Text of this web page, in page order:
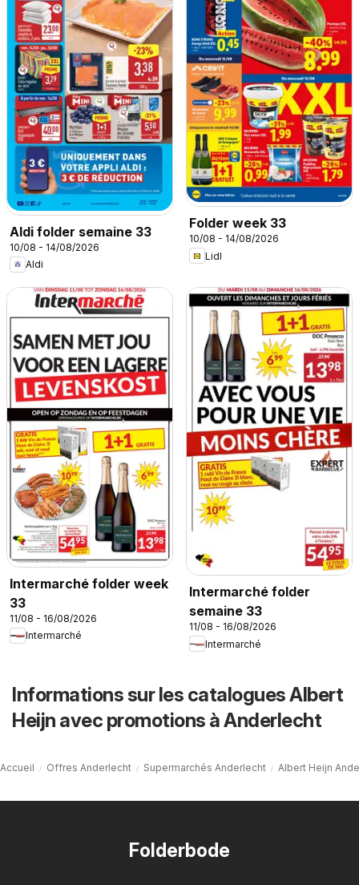
Aldi folder semaine 33
10/08 - 14/08/2026
Aldi
Folder week 33
10/08 - 14/08/2026
Lidl
Intermarché folder week
33
11/08 - 16/08/2026
Intermarché
Intermarché folder
semaine 33
11/08 - 16/08/2026
Intermarché
Informations sur les catalogues Albert
Heijn avec promotions à Anderlecht
Accueil Offres Anderlecht Supermarchés Anderlecht Albert Heijn
Folderbode